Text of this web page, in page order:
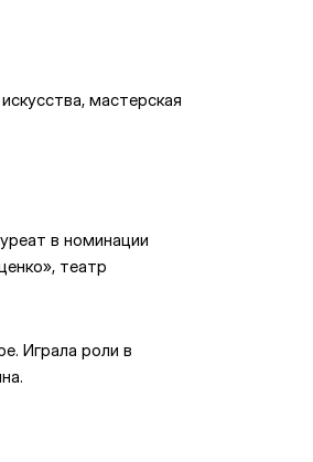
мастерская
в номинации
театр
Играла роли в